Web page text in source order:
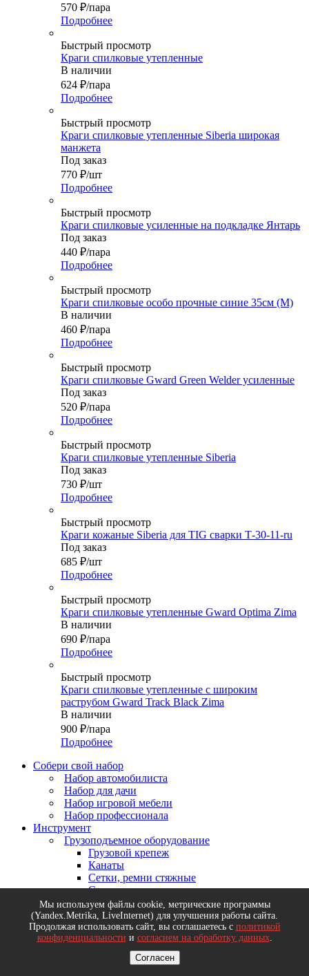
570 ₽/пара
Подробнее
Быстрый просмотр
Краги спилковые утепленные
В наличии
624 ₽/пара
Подробнее
Быстрый просмотр
Краги спилковые утепленные Siberia широкая
манжета
Под заказ
770 ₽/шт
Подробнее
Быстрый просмотр
Краги спилковые усиленные на подкладке Янтарь
Под заказ
440 ₽/пара
Подробнее
Быстрый просмотр
Краги спилковые особо прочные синие 35см (М)
В наличии
460 ₽/пара
Подробнее
Быстрый просмотр
Краги спилковые Gward Green Welder усиленные
Под заказ
520 ₽/пара
Подробнее
Быстрый просмотр
Краги спилковые утепленные Siberia
Под заказ
730 ₽/шт
Подробнее
Быстрый просмотр
Краги кожаные Siberia для ТIG сварки Т-30-11-ru
Под заказ
685 ₽/шт
Подробнее
Быстрый просмотр
Краги спилковые утепленные Gward Optima Zima
В наличии
690 ₽/пара
Подробнее
Быстрый просмотр
Краги спилковые утепленные c широким
раструбом Gward Track Black Zima
В наличии
900 ₽/пара
Подробнее
Собери свой набор
Набор автомобилиста
Набор для дачи
Набор игровой мебели
Набор профессионала
Инструмент
Грузоподъемное оборудование
Грузовой крепеж
Канаты
Сетки, ремни стяжные
Стропы
Еще
Абразивный, зачистной инструмент, круги
отрезные
Щетки зачистные (для УШМ, дрели, ручные)
Круги зачистные и лепестковые
Круги шлифовальные
Мы используем файлы cookie, метрические программы
(Yandex.Metrika, LiveInternet) для улучшения работы сайта.
Продолжая использовать сайт, вы соглашаетесь с политикой
конфиденциальности и согласием на обработку данных.
Согласен